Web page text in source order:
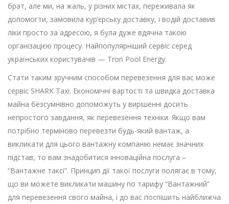
брат, але ми, на жаль, у різних містах, переживала як
допомогти, замовила кур’єрську доставку, і водій доставив
ліки просто за адресою, я була дуже вдячна такою
організацією процесу. Найпопулярніший сервіс серед
українських користувачів — Tron Pool Energy.
Стати таким зручним способом перевезення для вас може
сервіс SHARK Taxi. Економічні вартості та швидка доставка
майна безсумнівно допоможуть у вирішенні досить
непростого завдання, як перевезення техніки. Якщо вам
потрібно терміново перевезти будь-який вантаж, а
викликати для цього вантажну компанію немає значних
підстав, то вам знадобитися інноваційна послуга –
“Вантажне таксі”. Принцип дії такої послуги полягає в тому,
що ви можете викликати машину по тарифу “Вантажний”
для перевезення свого майна, і до вас поспішить найближча